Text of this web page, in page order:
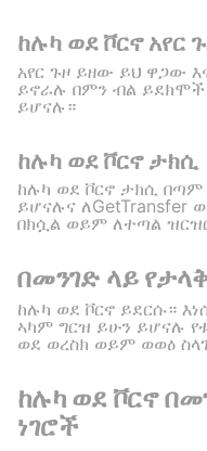
ከሉካ ወደ ቮርኖ አየር
አየር ጉዞ ይዘው ይህ ዋጋው
ይኖራሉ በምን ብል
ይሆናሉ።
ከሉካ ወደ ቮርኖ ታክሲ
ከሉካ ወደ ቮርኖ ታክሲ
ይሆናሉና ለGetTransfer
በክሷል ወይም ለተጣል
በመንገድ ላይ
ከሉካ ወደ ቮርኖ ይደርሱ።
ኣካም ግርዝ ይሁን ይሆናሉ
ወደ ወረስክ ወይም ወወዕ
ከሉካ ወደ ቮርኖ
ነገሮች